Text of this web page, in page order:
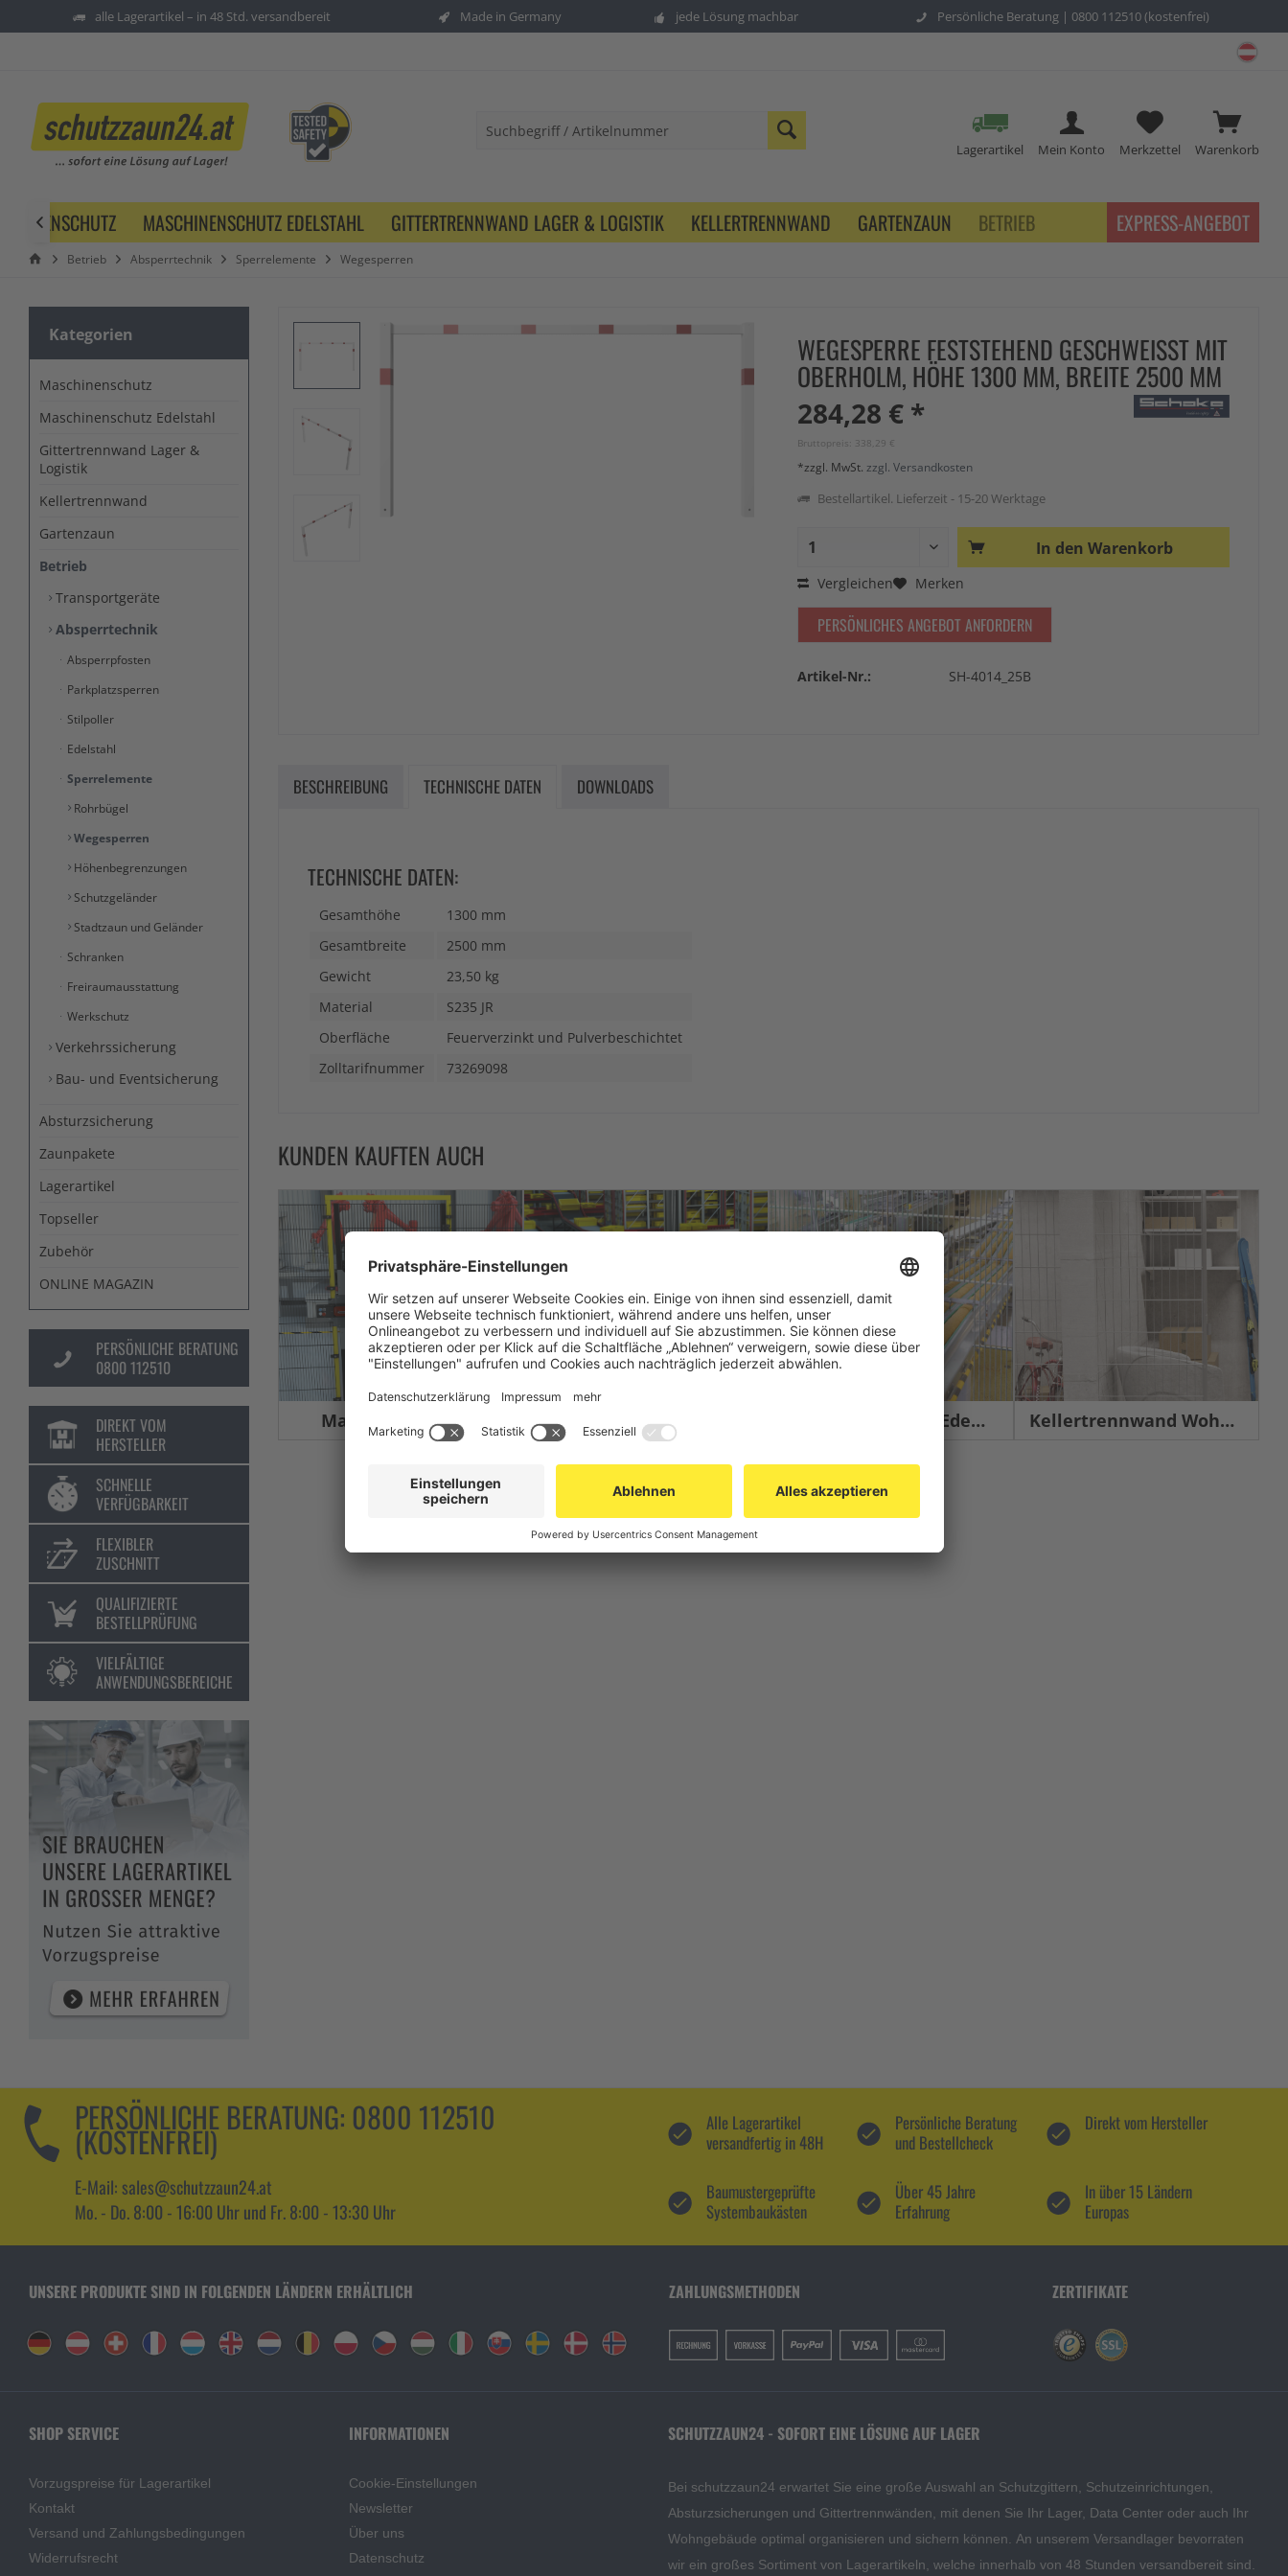
alle Lagerartikel – in 48 Std. versandbereit Made in Germany jede Lösung machbar Persönliche Beratung | 0800 112510 (kostenfrei)
Warenkorb
Merkzettel
Mein Konto
Lagerartikel
MASCHINENSCHUTZ EDELSTAHL GITTERTRENNWAND LAGER & LOGISTIK KELLERTRENNWAND GARTENZAUN BETRIEB
 EXPRESS-ANGEBOT
Betrieb Absperrtechnik Sperrelemente Wegesperren
Kategorien
Maschinenschutz
Maschinenschutz Edelstahl
Gittertrennwand Lager &
Logistik
Kellertrennwand
Gartenzaun
Betrieb
Transportgeräte
Absperrtechnik
Absperrpfosten
Parkplatzsperren
Stilpoller
Edelstahl
Sperrelemente
Rohrbügel
Wegesperren
Höhenbegrenzungen
Schutzgeländer
Stadtzaun und Geländer
Schranken
Freiraumausstattung
Werkschutz
Verkehrssicherung
Bau- und Eventsicherung
Absturzsicherung
Zaunpakete
Lagerartikel
Topseller
Zubehör
ONLINE MAGAZIN
PERSÖNLICHE BERATUNG
0800 112510
DIREKT VOM
HERSTELLER
SCHNELLE
VERFÜGBARKEIT
FLEXIBLER
ZUSCHNITT
QUALIFIZIERTE
BESTELLPRÜFUNG
VIELFÄLTIGE
ANWENDUNGSBEREICHE
WEGESPERRE FESTSTEHEND GESCHWEISST MIT O
BERHOLM, HÖHE 1300 MM, BREITE 2500 MM
284,28 € *
Bruttopreis: 338,29 €
*zzgl. MwSt. zzgl. Versandkosten
Bestellartikel. Lieferzeit - 15-20 Werktage
In den Warenkorb
Vergleichen Merken
PERSÖNLICHES ANGEBOT ANFORDERN
Artikel-Nr.: SH-4014_25B
BESCHREIBUNG TECHNISCHE DATEN DOWNLOADS
TECHNISCHE DATEN:
Gesamthöhe
1300 mm
Gesamtbreite
2500 mm
Gewicht
23,50 kg
Material
S235 JR
Oberfläche
Feuerverzinkt und Pulverbeschichtet
Zolltarifnummer
73269098
KUNDEN KAUFTEN AUCH
Maschinenschutz Gittertrennwand Lager & Logistik Maschinenschutz Edelstahl Kellertrennwand Wohnbau
PERSÖNLICHE BERATUNG: 0800 112510
(KOSTENFREI)
E-Mail: sales@schutzzaun24.at
Mo. - Do. 8:00 - 16:00 Uhr und Fr. 8:00 - 13:30 Uhr
Alle Lagerartikel
versandfertig in 48H
Persönliche Beratung
und Bestellcheck
Direkt vom Hersteller
Baumustergeprüfte
Systembaukästen
Über 45 Jahre
Erfahrung
In über 15 Ländern
Europas
UNSERE PRODUKTE SIND IN FOLGENDEN LÄNDERN ERHÄLTLICH ZAHLUNGSMETHODEN ZERTIFIKATE
SHOP SERVICE
Vorzugspreise für Lagerartikel
Kontakt
Versand und Zahlungsbedingungen
Widerrufsrecht
INFORMATIONEN
Cookie-Einstellungen
Newsletter
Über uns
Datenschutz
SCHUTZZAUN24 - SOFORT EINE LÖSUNG AUF LAGER
Bei schutzzaun24 erwartet Sie eine große Auswahl an Schutzgittern, Schutzeinrichtungen,
Absturzsicherungen und Gittertrennwänden, mit denen Sie Ihr Lager, Data Center oder auch Ihr
Wohngebäude optimal organisieren und sichern können. An unserem Versandlager bevorraten
wir ein großes Sortiment von Lagerartikeln, welche innerhalb von 48 Stunden versandbereit sind.